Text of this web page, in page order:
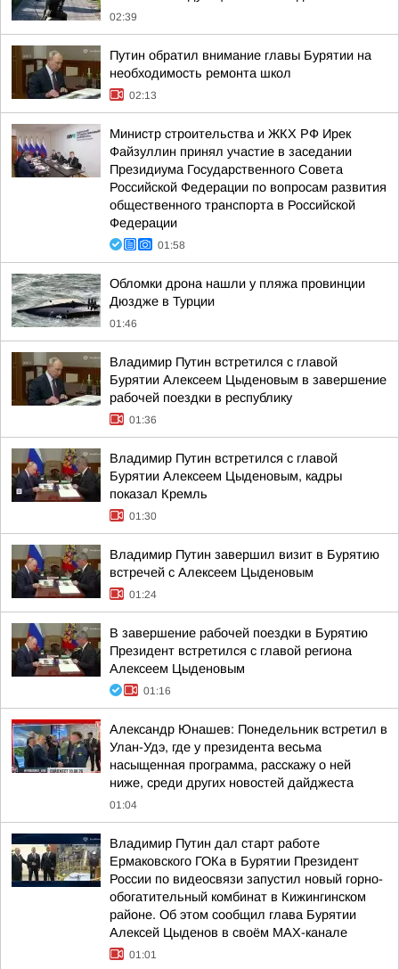
02:39
Путин обратил внимание главы Бурятии на
необходимость ремонта школ
02:13
Министр строительства и ЖКХ РФ Ирек
Файзуллин принял участие в заседании
Президиума Государственного Совета
Российской Федерации по вопросам развития
общественного транспорта в Российской
Федерации
01:58
Обломки дрона нашли у пляжа провинции
Дюздже в Турции
01:46
Владимир Путин встретился с главой
Бурятии Алексеем Цыденовым в завершение
рабочей поездки в республику
01:36
Владимир Путин встретился с главой
Бурятии Алексеем Цыденовым, кадры
показал Кремль
01:30
Владимир Путин завершил визит в Бурятию
встречей с Алексеем Цыденовым
01:24
В завершение рабочей поездки в Бурятию
Президент встретился с главой региона
Алексеем Цыденовым
01:16
Александр Юнашев: Понедельник встретил в
Улан-Удэ, где у президента весьма
насыщенная программа, расскажу о ней
ниже, среди других новостей дайджеста
01:04
Владимир Путин дал старт работе
Ермаковского ГОКа в Бурятии Президент
России по видеосвязи запустил новый горно-
обогатительный комбинат в Кижингинском
районе. Об этом сообщил глава Бурятии
Алексей Цыденов в своём MAX-канале
01:01